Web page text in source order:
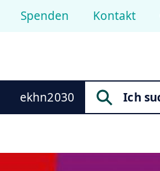
Spenden Kontakt
ekhn2030